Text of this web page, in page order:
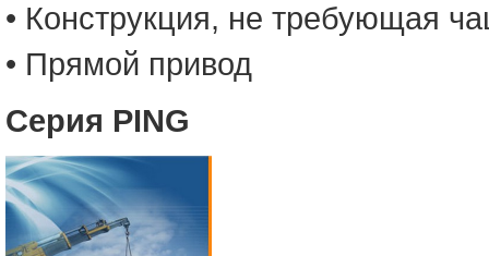
• Конструкция, не требующая
• Прямой привод
Серия PING